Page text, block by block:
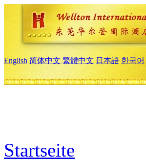
English 简体中文 繁體中文 日本語 한국어
Startseite